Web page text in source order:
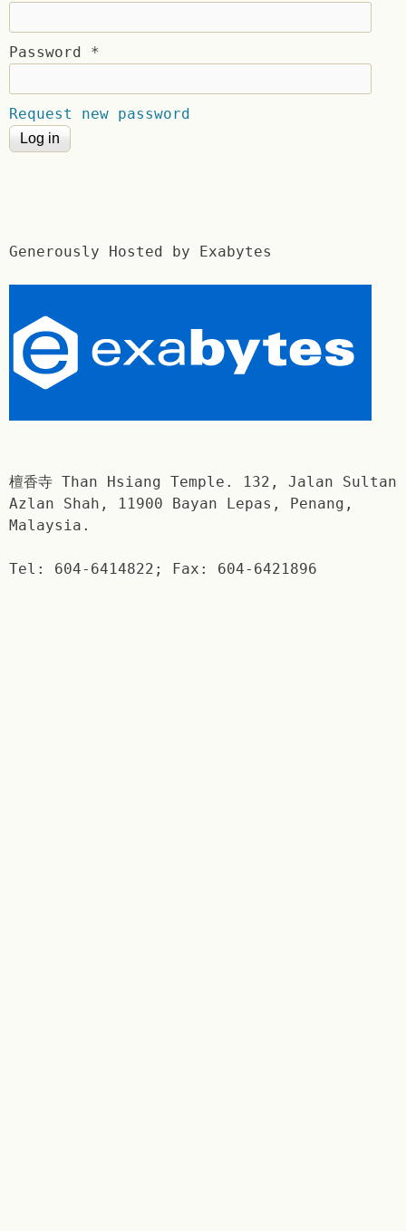
Password *
Request new password
Generously Hosted by Exabytes
檀香寺 Than Hsiang Temple. 132, Jalan Sultan
Azlan Shah, 11900 Bayan Lepas, Penang,
Malaysia.
Tel: 604-6414822; Fax: 604-6421896